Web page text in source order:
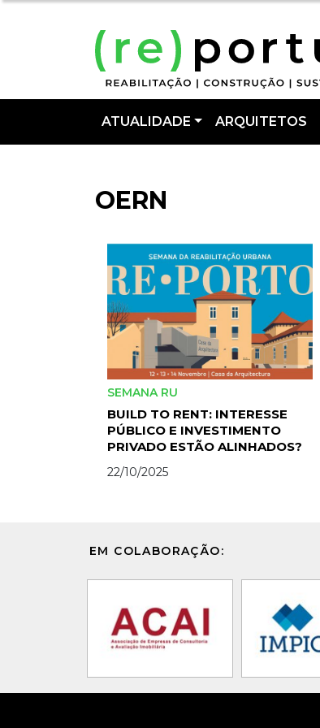
ATUALIDADE ARQUITETOS
OERN
SEMANA RU
BUILD TO RENT: INTERESSE
PÚBLICO E INVESTIMENTO
PRIVADO ESTÃO ALINHADOS?
22/10/2025
EM COLABORAÇÃO: